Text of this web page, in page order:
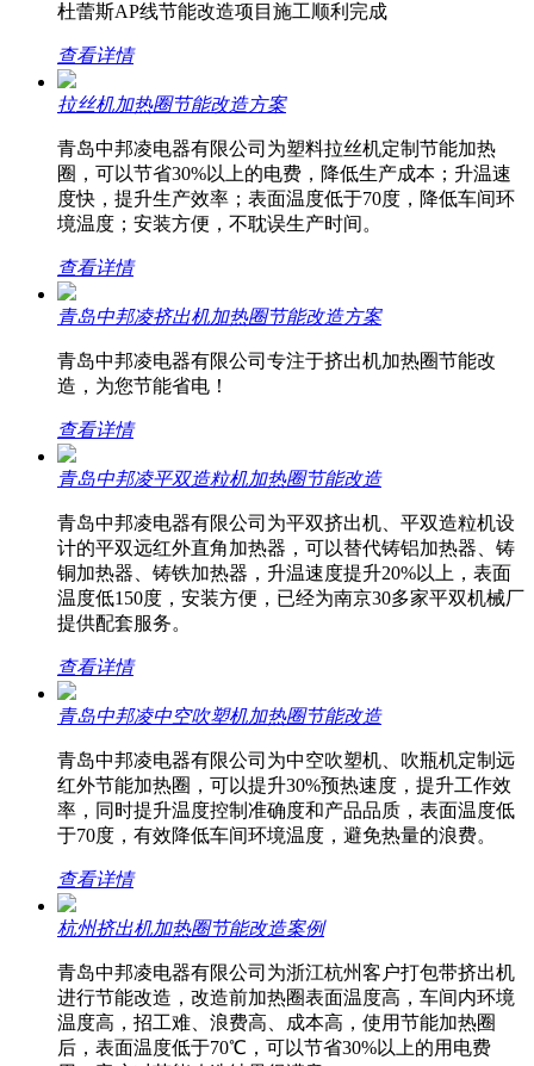
杜蕾斯AP线节能改造项目施工顺利完成
查看详情
拉丝机加热圈节能改造方案
青岛中邦凌电器有限公司为塑料拉丝机定制节能加热
圈，可以节省30%以上的电费，降低生产成本；升温速
度快，提升生产效率；表面温度低于70度，降低车间环
境温度；安装方便，不耽误生产时间。
查看详情
青岛中邦凌挤出机加热圈节能改造方案
青岛中邦凌电器有限公司专注于挤出机加热圈节能改
造，为您节能省电！
查看详情
青岛中邦凌平双造粒机加热圈节能改造
青岛中邦凌电器有限公司为平双挤出机、平双造粒机设
计的平双远红外直角加热器，可以替代铸铝加热器、铸
铜加热器、铸铁加热器，升温速度提升20%以上，表面
温度低150度，安装方便，已经为南京30多家平双机械厂
提供配套服务。
查看详情
青岛中邦凌中空吹塑机加热圈节能改造
青岛中邦凌电器有限公司为中空吹塑机、吹瓶机定制远
红外节能加热圈，可以提升30%预热速度，提升工作效
率，同时提升温度控制准确度和产品品质，表面温度低
于70度，有效降低车间环境温度，避免热量的浪费。
查看详情
杭州挤出机加热圈节能改造案例
青岛中邦凌电器有限公司为浙江杭州客户打包带挤出机
进行节能改造，改造前加热圈表面温度高，车间内环境
温度高，招工难、浪费高、成本高，使用节能加热圈
后，表面温度低于70℃，可以节省30%以上的用电费